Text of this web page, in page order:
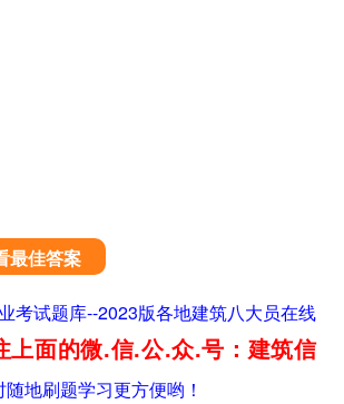
最佳答案
考试题库--2023版各地建筑八大员在线
上面的微.信.公.众.号：建筑信
地刷题学习更方便哟！